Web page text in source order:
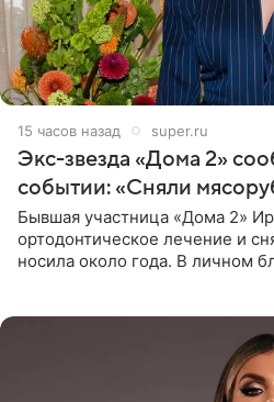
15 часов назад super.ru
Экс-звезда «Дома 2»
событии: «Сняли
Бывшая участница «Дома 2»
ортодонтическое лечение и
носила около года. В личном